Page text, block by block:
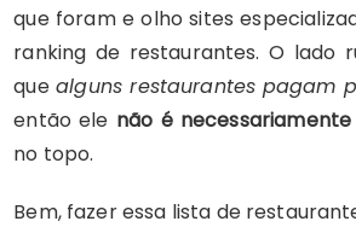
que foram e olho sites
ranking de restaurantes. O lado
quealguns restaurantes pagam
então ele não é
no topo.
Bem, fazer essa lista de